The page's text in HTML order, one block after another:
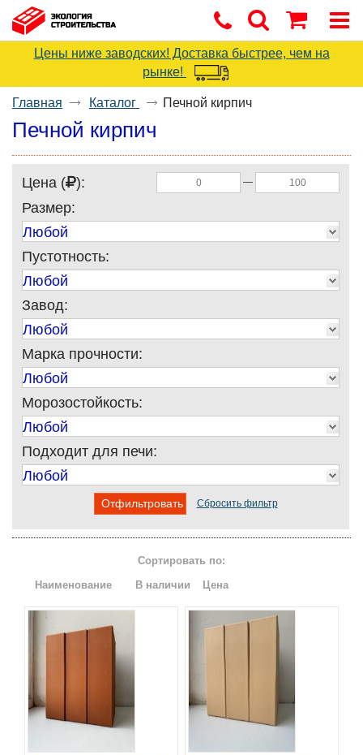
Цены ниже заводских! Доставка быстрее, чем на
рынке!
Главная Каталог Печной кирпич
Печной кирпич
—
Цена ( ):
Любой
Размер:
Любой
Пустотность:
Любой
Завод:
Любой
Марка прочности:
Любой
Морозостойкость:
Любой
Подходит для печи:
Отфильтровать Сбросить фильтр
Сортировать по:
Наименование
В наличии Цена